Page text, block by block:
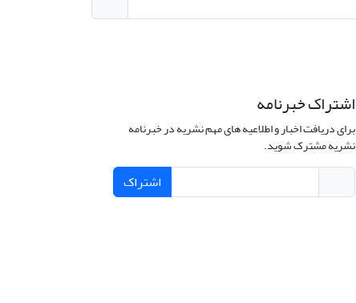
اشتراک خبرنامه
برای دریافت اخبار و اطلاعیه های مهم نشریه در خبرنامه
نشریه مشترک شوید.
اشتراک